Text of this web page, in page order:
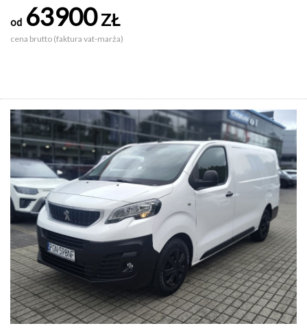
od 63900ZŁ
cena brutto (faktura vat-marża)